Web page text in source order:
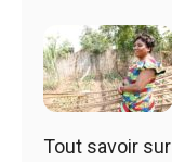
Tout savoir